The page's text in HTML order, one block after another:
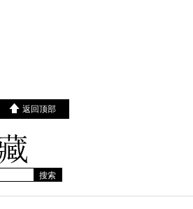
返回顶部
搜索